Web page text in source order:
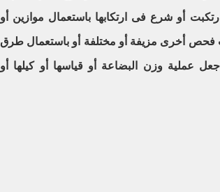
ارتكبت أو شرع فى ارتكابها باستعمال موازين أو
فحص أخرى مزيفة أو مختلفة أو باستعمال طرق
عملية وزن البضاعة أو قياسها أو كيلها أو